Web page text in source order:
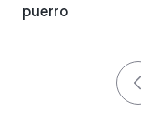
puerro